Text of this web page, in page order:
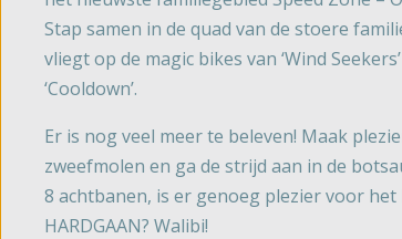
Stap samen in de quad van de stoere
vliegt op de magic bikes van ‘Wind
‘Cooldown’.
Er is nog veel meer te beleven! Maak
zweefmolen en ga de strijd aan in de
8 achtbanen, is er genoeg plezier voor het
HARDGAAN? Walibi!